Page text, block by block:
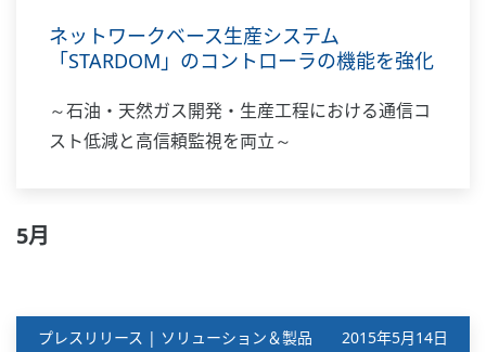
ネットワークベース生産システム
「STARDOM」のコントローラの機能を強化
～石油・天然ガス開発・生産工程における通信コ
スト低減と高信頼監視を両立～
5月
プレスリリース | ソリューション＆製品 2015年5月14日